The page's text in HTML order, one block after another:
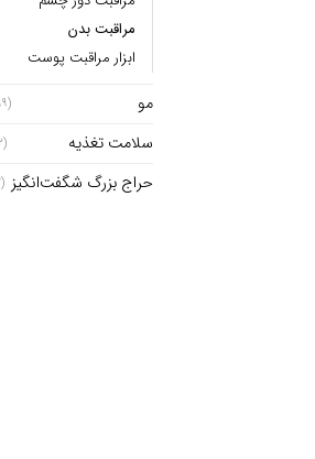
مراقبت بدن
ابزار مراقبت پوست
مو (299)
سلامت تغذیه (32)
حراج بزرگ شگفت‌انگیز (17)